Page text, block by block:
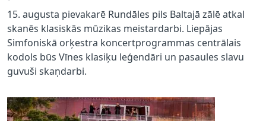
15. augusta pievakarē Rundāles pils Baltajā zālē atkal
skanēs klasiskās mūzikas meistardarbi. Liepājas
Simfoniskā orķestra koncertprogrammas centrālais
kodols būs Vīnes klasiķu leģendāri un pasaules slavu
guvuši skaņdarbi.